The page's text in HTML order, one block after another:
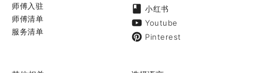
师傅入驻
师傅清单
服务清单
小红书
Youtube
Pinterest